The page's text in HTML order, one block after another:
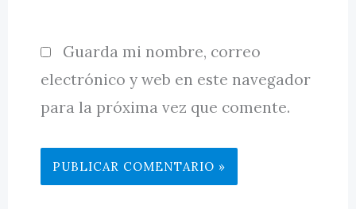
Guarda mi nombre, correo
electrónico y web en este navegador
para la próxima vez que comente.